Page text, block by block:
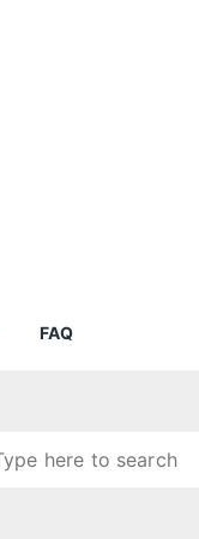
FAQ